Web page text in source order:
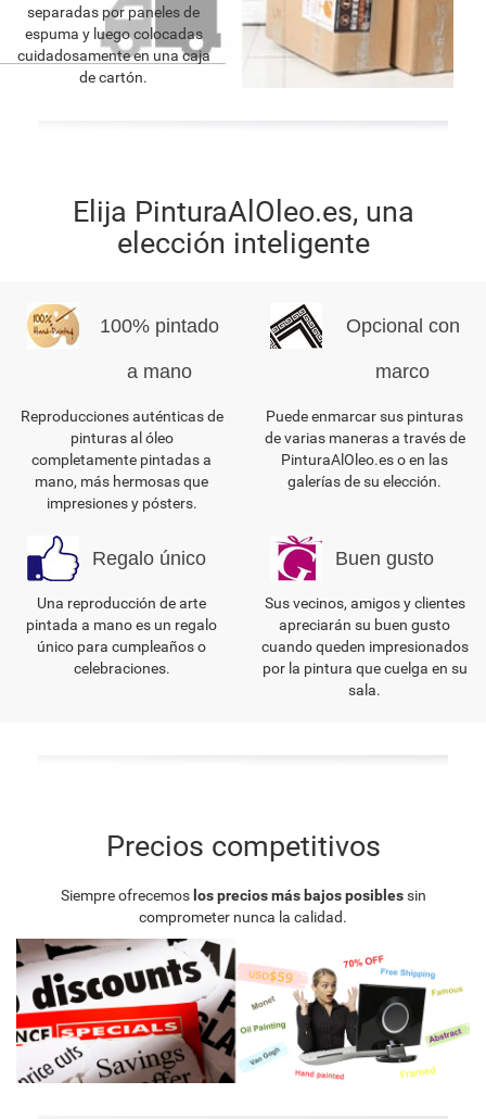
separadas por paneles de
espuma y luego colocadas
cuidadosamente en una caja
de cartón.
Elija PinturaAlOleo.es, una
elección inteligente
100% pintado
a mano
Reproducciones auténticas de
pinturas al óleo
completamente pintadas a
mano, más hermosas que
impresiones y pósters.
Opcional con
marco
Puede enmarcar sus pinturas
de varias maneras a través de
PinturaAlOleo.es o en las
galerías de su elección.
Regalo único
Una reproducción de arte
pintada a mano es un regalo
único para cumpleaños o
celebraciones.
Buen gusto
Sus vecinos, amigos y clientes
apreciarán su buen gusto
cuando queden impresionados
por la pintura que cuelga en su
sala.
Precios competitivos
Siempre ofrecemos los precios más bajos posiblessin
comprometer nunca la calidad.